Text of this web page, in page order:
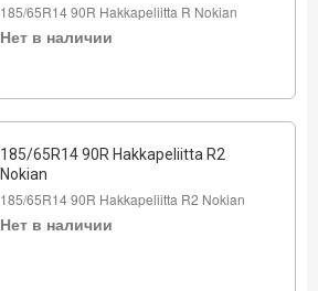
185/65R14 90R Hakkapeliitta R Nokian
Нет в наличии
185/65R14 90R Hakkapeliitta R2
Nokian
185/65R14 90R Hakkapeliitta R2 Nokian
Нет в наличии